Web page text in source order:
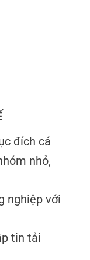
đích cá
nhỏ,
nghiệp với
tin tải